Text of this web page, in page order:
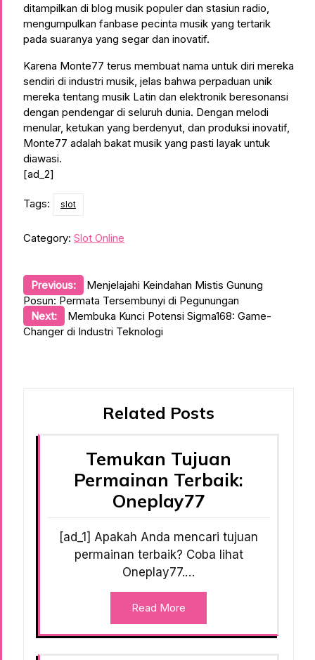
ditampilkan di blog musik populer dan stasiun radio,
mengumpulkan fanbase pecinta musik yang tertarik
pada suaranya yang segar dan inovatif.
Karena Monte77 terus membuat nama untuk diri mereka
sendiri di industri musik, jelas bahwa perpaduan unik
mereka tentang musik Latin dan elektronik beresonansi
dengan pendengar di seluruh dunia. Dengan melodi
menular, ketukan yang berdenyut, dan produksi inovatif,
Monte77 adalah bakat musik yang pasti layak untuk
diawasi.
[ad_2]
Tags: slot
Category: Slot Online
Post
navigation
Previous:
Menjelajahi Keindahan Mistis Gunung
Posun: Permata Tersembunyi di Pegunungan
Next:
Membuka Kunci Potensi Sigma168: Game-
Changer di Industri Teknologi
Related Posts
Temukan Tujuan
Permainan Terbaik:
Oneplay77
[ad_1] Apakah Anda mencari tujuan
permainan terbaik? Coba lihat
Oneplay77.…
Read More